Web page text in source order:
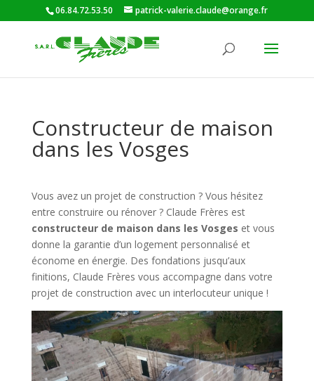
06.84.72.53.50 patrick-valerie.claude@orange.fr
Constructeur de maison
dans les Vosges
Vous avez un projet de construction ? Vous hésitez
entre construire ou rénover ? Claude Frères est
constructeur de maison dans les Vosges et vous
donne la garantie d’un logement personnalisé et
économe en énergie. Des fondations jusqu’aux
finitions, Claude Frères vous accompagne dans votre
projet de construction avec un interlocuteur unique !